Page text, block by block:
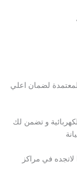
لضمان اعلي
و تضمن لك
لاتجده في مراكز